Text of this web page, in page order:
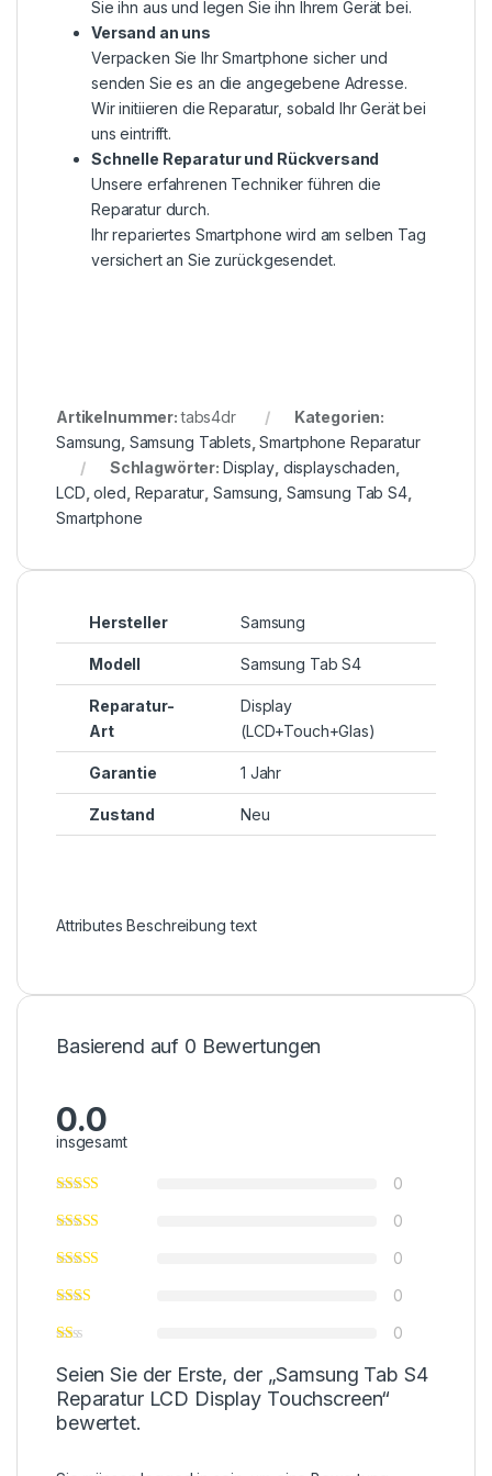
Sie ihn aus und legen Sie ihn Ihrem Gerät bei.
Versand an uns
Verpacken Sie Ihr Smartphone sicher und
senden Sie es an die angegebene Adresse.
Wir initiieren die Reparatur, sobald Ihr Gerät bei
uns eintrifft.
Schnelle Reparatur und Rückversand
Unsere erfahrenen Techniker führen die
Reparatur durch.
Ihr repariertes Smartphone wird am selben Tag
versichert an Sie zurückgesendet.
Artikelnummer:tabs4dr
Kategorien:
Samsung Samsung Tablets ,Smartphone Reparatur
Schlagwörter: Display, displayschaden
LCD ,oled Reparatur Samsung Samsung Tab S4,
Smartphone
Hersteller Samsung
Modell Samsung Tab S4
Reparatur-
Art
Display
(LCD+Touch+Glas)
Garantie 1 Jahr
Zustand Neu
Attributes Beschreibung text
Basierend auf 0 Bewertungen
0.0
insgesamt
0
0
0
0
0
Seien Sie der Erste, der „Samsung Tab S4
Reparatur LCD Display Touchscreen“
bewertet.